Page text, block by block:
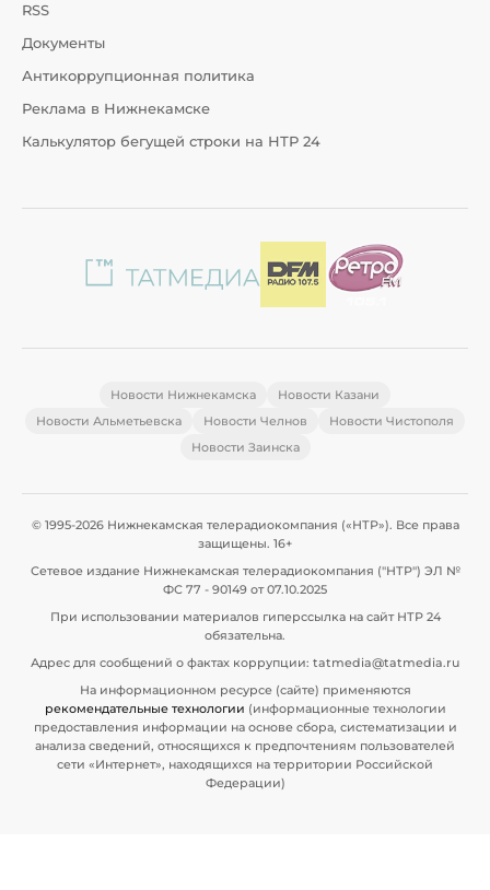
RSS
Документы
Антикоррупционная политика
Реклама в Нижнекамске
Калькулятор бегущей строки на НТР 24
Новости Нижнекамска
Новости Казани
Новости Альметьевска
Новости Челнов
Новости Чистополя
Новости Заинска
© 1995-2026 Нижнекамская телерадиокомпания («НТР»). Все права
защищены. 16+
Сетевое издание Нижнекамская телерадиокомпания ("НТР") ЭЛ №
ФС 77 - 90149 от 07.10.2025
При использовании материалов гиперссылка на сайт НТР 24
обязательна.
Адрес для сообщений о фактах коррупции: tatmedia@tatmedia.ru
На информационном ресурсе (сайте) применяются
рекомендательные технологии (информационные технологии
предоставления информации на основе сбора, систематизации и
анализа сведений, относящихся к предпочтениям пользователей
сети «Интернет», находящихся на территории Российской
Федерации)